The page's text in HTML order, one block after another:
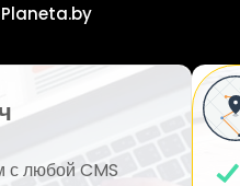
Planeta.by
с любой CMS